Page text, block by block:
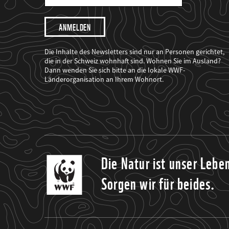
Mail
Adresse
Ich
möchte,
dass
der
WWF
mich
über
seine
Projekte
informiert.
Die Inhalte des Newsletters sind nur an Personen gerichtet,
die in der Schweiz wohnhaft sind. Wohnen Sie im Ausland?
Dann wenden Sie sich bitte an die lokale WWF-
Länderorganisation an Ihrem Wohnort.
Die Natur ist unser
Sorgen wir für beides.